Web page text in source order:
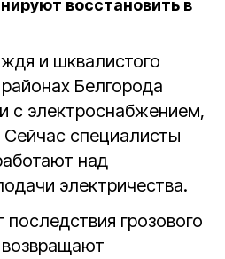
восстановить в
и шквалистого
Белгорода
с электроснабжением,
специалисты
над
электричества.
грозового